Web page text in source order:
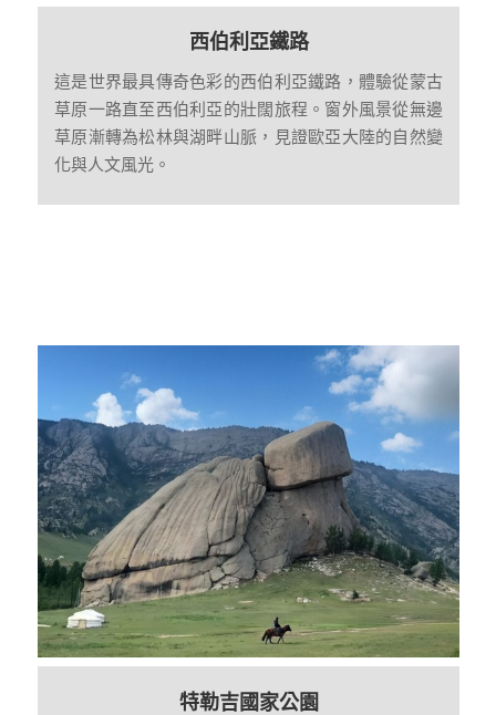
西伯利亞鐵路
這是世界最具傳奇色彩的西伯利亞鐵路，體驗從蒙古
草原一路直至西伯利亞的壯闊旅程。窗外風景從無邊
草原漸轉為松林與湖畔山脈，見證歐亞大陸的自然變
化與人文風光。
特勒吉國家公園